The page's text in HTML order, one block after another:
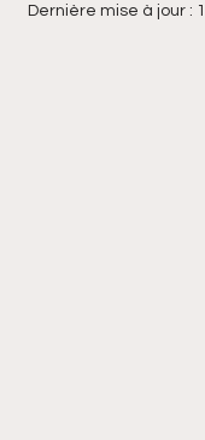
Dernière mise à jour :